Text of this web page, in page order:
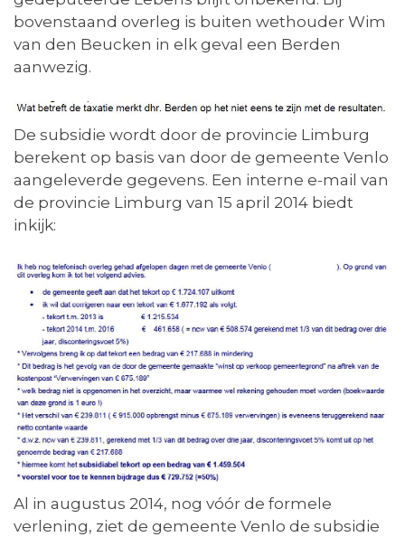
bovenstaand overleg is buiten wethouder Wim
van den Beucken in elk geval een Berden
aanwezig.
De subsidie wordt door de provincie Limburg
berekent op basis van door de gemeente Venlo
aangeleverde gegevens. Een interne e-mail van
de provincie Limburg van 15 april 2014 biedt
inkijk:
Al in augustus 2014, nog vóór de formele
verlening, ziet de gemeente Venlo de subsidie